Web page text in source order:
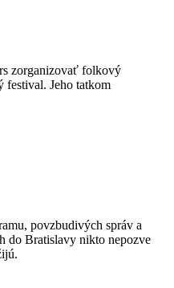
zorganizovať folkový
festival. Jeho tatkom
povzbudivých správ a
do Bratislavy nikto nepozve